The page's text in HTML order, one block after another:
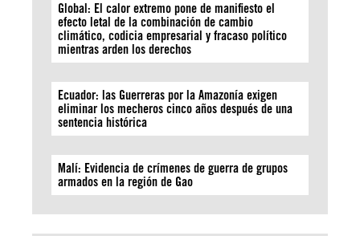
Global: El calor extremo pone de manifiesto el
efecto letal de la combinación de cambio
climático, codicia empresarial y fracaso político
mientras arden los derechos
Ecuador: las Guerreras por la Amazonía exigen
eliminar los mecheros cinco años después de una
sentencia histórica
Malí: Evidencia de crímenes de guerra de grupos
armados en la región de Gao